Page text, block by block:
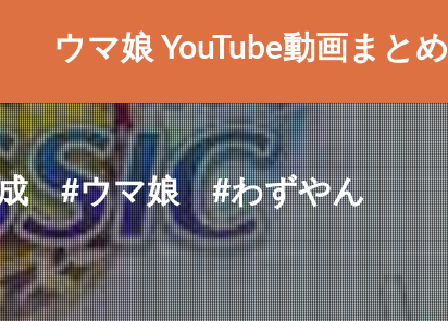
ウマ娘 YouTube動画まとめ
成 #ウマ娘 #わずやん